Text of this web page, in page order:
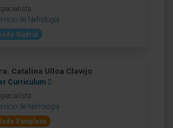
de Nefrología
Madrid
Catalina Ulloa Clavijo
Curriculum
de Nefrología
Pamplona